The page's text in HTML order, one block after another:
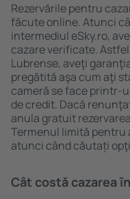
Rezervările pentru
făcute online. Atunci
intermediul eSky.ro,
cazare verificate.
Lubrense, aveţi
pregătită aşa cum aţi
cameră se face printr-
de credit. Dacă
anula gratuit
Termenul limită
atunci când căutați
Cât costă cazarea